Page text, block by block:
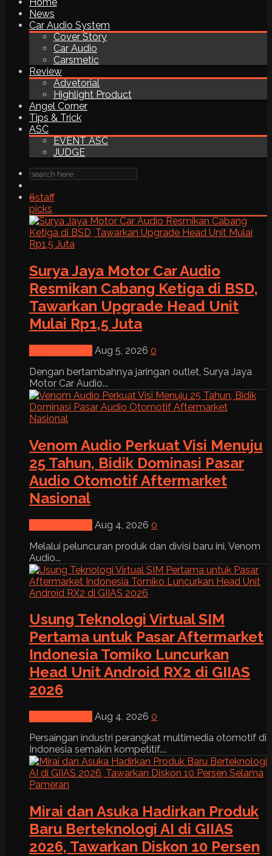
News
Car Audio System
Cover Story
Car Audio
Carsmetic
Review
Advetorial
Highlight Product
Angel Corner
Tips & Trick
ASC
EVENT ASC
JUDGE
6staff
picks
Surya Jaya Motor Car Audio
Resmikan Cabang Ketiga di BSD,
Tawarkan Upgrade Head Unit
Mulai Rp1,5 Juta
Aug 5, 2026 0
Dengan bertambahnya jaringan outlet, Surya Jaya
Motor Car Audio...
Venom Audio Perkuat Visi Menuju
25 Tahun, Bidik Dominasi Pasar
Audio Otomotif Aftermarket
Nasional
Aug 4, 2026 0
Melalui peluncuran produk dan divisi baru ini, Venom
Audio...
Usung Teknologi Virtual SIM
Pertama untuk Pasar Aftermarket
Indonesia Tomiko Luncurkan
Head Unit Android RX2 di GIIAS
2026
Aug 4, 2026 0
Persaingan industri perangkat multimedia otomotif di
Indonesia semakin kompetitif....
Mirai dan Asuka Hadirkan Produk
Baru Berteknologi AI di GIIAS
2026, Tawarkan Diskon 10 Persen